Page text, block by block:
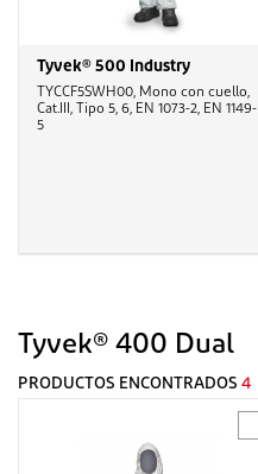
Tyvek® 500 Industry
TYCCF5SWH00, Mono con cuello,
Cat.III, Tipo 5, 6, EN 1073-2, EN 1149-
5
Tyvek® 400 Dual
PRODUCTOS ENCONTRADOS 4